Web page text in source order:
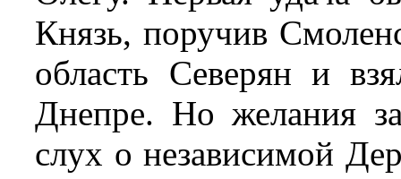
Князь, поручив
область Северян и
Днепре. Но желания
слух о независимой